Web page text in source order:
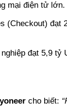
mại điện tử lớn.
đạt
đạt 5,9 tỷ
cho biết: